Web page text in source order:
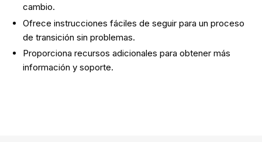
cambio.
Ofrece instrucciones fáciles de seguir para un proceso
de transición sin problemas.
Proporciona recursos adicionales para obtener más
información y soporte.